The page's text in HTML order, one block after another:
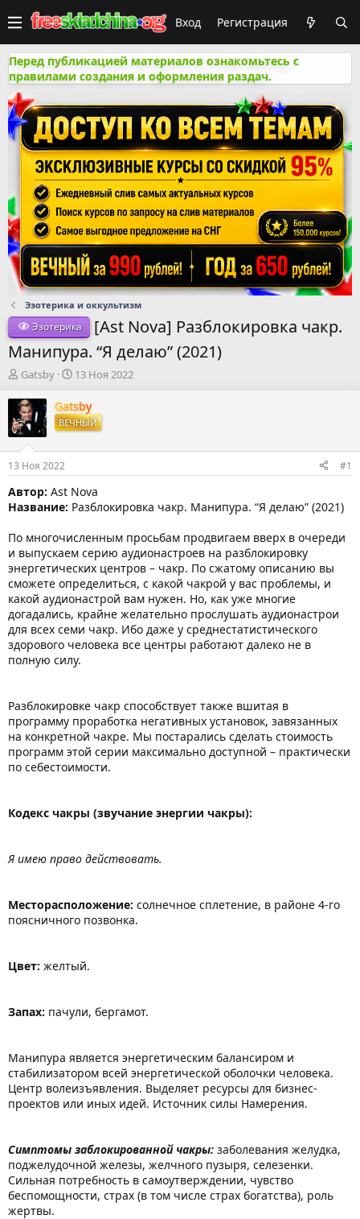
Вход Регистрация
Перед публикацией материалов ознакомьтесь с
правилами создания и оформления раздач.
Эзотерика и оккультизм
Эзотерика
[Ast Nova] Разблокировка чакр.
Манипура. “Я делаю” (2021)
А
т
о
р
т
е
м
ы
Gatsby
Д
т
а
н
а
л
а
13 Ноя 2022
Gatsby
ВЕЧНЫЙ
13 Ноя 2022 #1
Автор: Ast Nova
Название: Разблокировка чакр. Манипура. “Я делаю” (2021)
По многочисленным просьбам продвигаем вверх в очереди
и выпускаем серию аудионастроев на разблокировку
энергетических центров – чакр. По сжатому описанию вы
сможете определиться, с какой чакрой у вас проблемы, и
какой аудионастрой вам нужен. Но, как уже многие
догадались, крайне желательно прослушать аудионастрои
для всех семи чакр. Ибо даже у среднестатистического
здорового человека все центры работают далеко не в
полную силу.
Разблокировке чакр способствует также вшитая в
программу проработка негативных установок, завязанных
на конкретной чакре. Мы постарались сделать стоимость
программ этой серии максимально доступной – практически
по себестоимости.
Кодекс чакры (звучание энергии чакры):
Я имею право действовать.
Месторасположение: солнечное сплетение, в районе 4-го
поясничного позвонка.
Цвет: желтый.
Запах: пачули, бергамот.
Манипура является энергетическим балансиром и
стабилизатором всей энергетической оболочки человека.
Центр волеизъявления. Выделяет ресурсы для бизнес-
проектов или иных идей. Источник силы Намерения.
Симптомы заблокированной чакры: заболевания желудка,
поджелудочной железы, желчного пузыря, селезенки.
Сильная потребность в самоутверждении, чувство
беспомощности, страх (в том числе страх богатства), роль
жертвы.